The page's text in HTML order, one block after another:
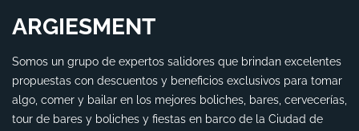
ARGIESMENT
Somos un grupo de expertos salidores que brindan excelentes
propuestas con descuentos y beneficios exclusivos para tomar
algo, comer y bailar en los mejores boliches, bares, cervecerías,
tour de bares y boliches y fiestas en barco de la Ciudad de